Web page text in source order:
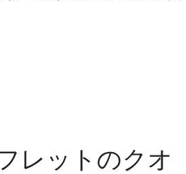
レットのクオ